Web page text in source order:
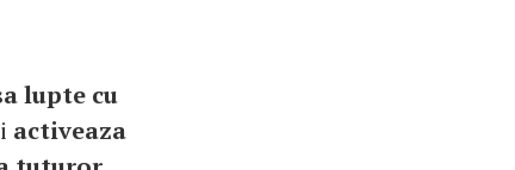
lupte cu
activeaza